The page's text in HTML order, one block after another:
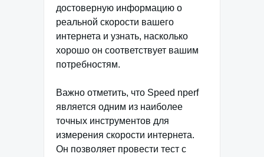
достоверную информацию о
реальной скорости вашего
интернета и узнать, насколько
хорошо он соответствует вашим
потребностям.
Важно отметить, что Speed nperf
является одним из наиболее
точных инструментов для
измерения скорости интернета.
Он позволяет провести тест с